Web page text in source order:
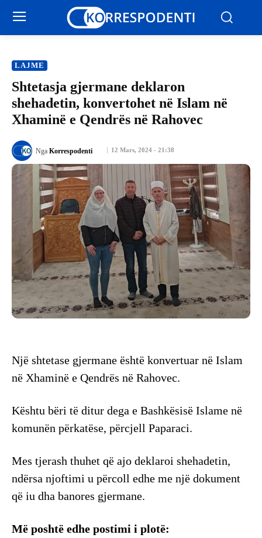
LAJME
Shtetasja gjermane deklaron
shehadetin, konvertohet në Islam në
Xhaminë e Qendrës në Rahovec
12 Mars, 2024 - 21:38
Nga Korrespodenti
Një shtetase gjermane është konvertuar në Islam
në Xhaminë e Qendrës në Rahovec.
Kështu bëri të ditur dega e Bashkësisë Islame në
komunën përkatëse, përcjell Paparaci.
Mes tjerash thuhet që ajo deklaroi shehadetin,
ndërsa njoftimi u përcoll edhe me një dokument
që iu dha banores gjermane.
Më poshtë edhe postimi i plotë: